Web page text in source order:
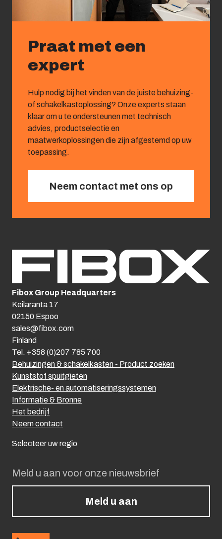
Praat met een
expert
Hulp nodig bij het vinden van de juiste behuizing-
of schakelkastoplossing? Onze experts staan
klaar om u te ondersteunen met technisch
advies, productselectie en
maatwerkoplossingen die zijn afgestemd op uw
toepassing.
Neem contact met ons op
Meld u aan voor onze nieuwsbrief
Meld u aan
Behuizingen & schakelkasten - Product zoeken
Kunststof spuitgieten
Elektrische- en automatiseringssystemen
Informatie & Bronne
Het bedrijf
Neem contact
Selecteer uw regio
Fibox Group Headquarters
Keilaranta 17
02150 Espoo
sales@fibox.com
Finland
Tel. +358 (0)207 785 700